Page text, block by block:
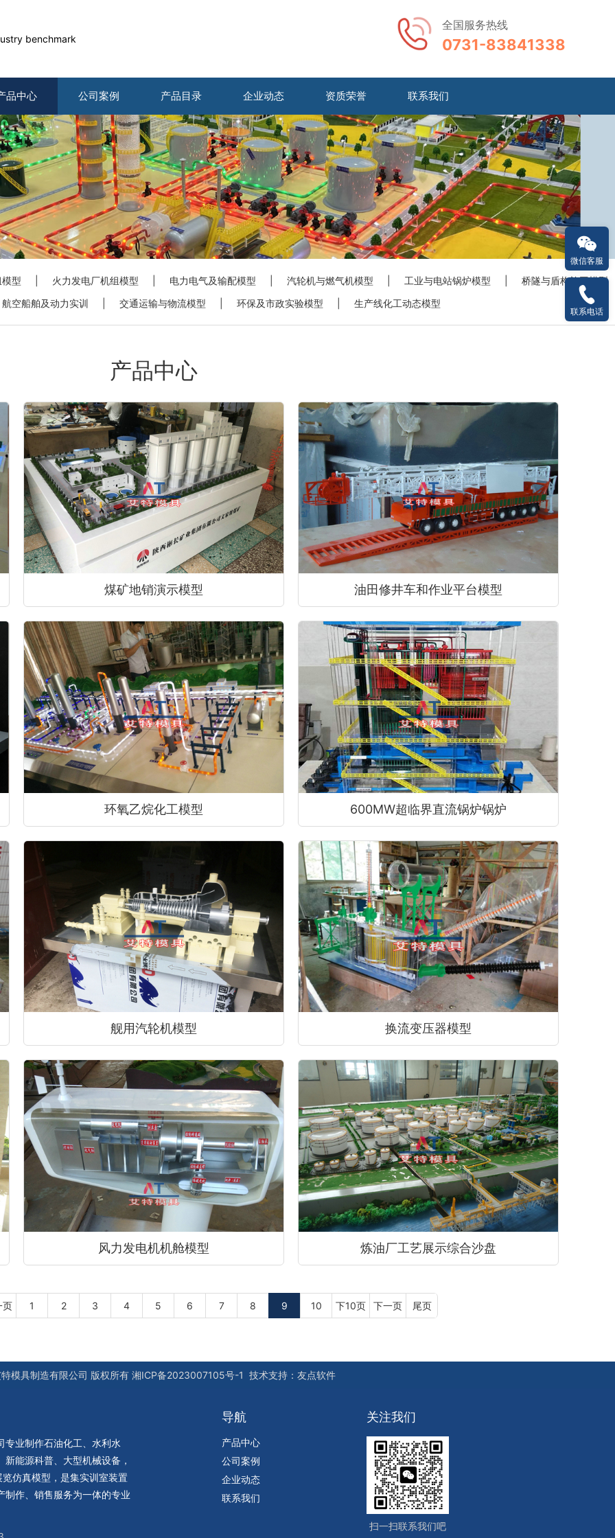
benchmark
全国服务热线
0731-83841338
品中心 公司案例 产品目录 企业动态 资质荣誉 联系我们
型 火力发电厂机组模型 电力电气及输配模型 汽轮机与燃气机模型 工业与电站锅炉模型
桥隧与盾构施工模型
航空船舶及动力实训
交通运输与物流模型 环保及市政实验模型 生产线化工动态模型
产品中心
煤矿地销演示模型 油田修井车和作业平台模型
环氧乙烷化工模型 600MW超临界直流锅炉锅炉
舰用汽轮机模型 换流变压器模型
风力发电机机舱模型 炼油厂工艺展示综合沙盘
页 1 2 3 4 5 6 7 8 9 10 下10页 下一页 尾页
模具制造有限公司 版权所有 湘ICP备2023007105号-1 技术支持： 友点软件
专业制作石油化工、水利水
能源科普、大型机械设备，
仿真模型，是集实训室装置
制作、销售服务为一体的专业
导航
产品中心
公司案例
企业动态
联系我们
关注我们
扫一扫联系我们吧
微信客服
联系电话